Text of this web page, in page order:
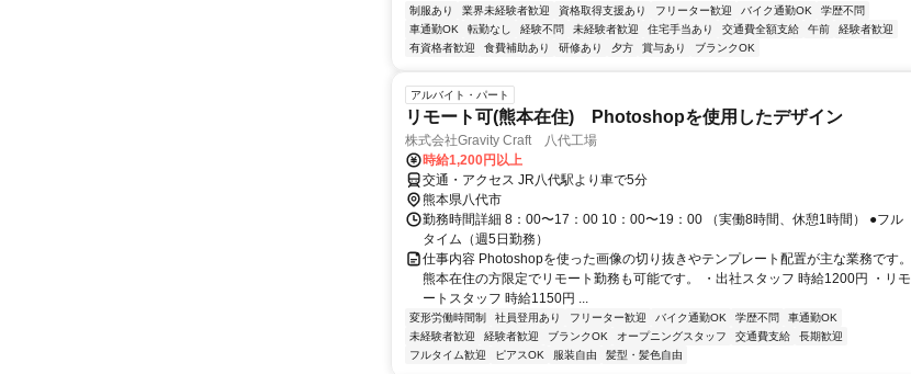
制服あり 業界未経験者歓迎 資格取得支援あり フリーター歓迎 バイク通勤OK
学歴不問
車通勤OK
転勤なし 経験不問 未経験者歓迎 住宅手当あり 交通費全額支給 午前
経験者歓迎
有資格者歓迎
食費補助あり 研修あり 夕方 賞与あり ブランクOK
アルバイト・パート
リモート可(熊本在住) Photoshopを使用したデザイン
株式会社Gravity Craft 八代工場
時給1,200円以上
交通・アクセス JR八代駅より車で5分
熊本県八代市
勤務時間詳細 8：00〜17：00 10：00〜19：00 （実働8時間、休憩1時間） ●フル
タイム（週5日勤務）
仕事内容 Photoshopを使った画像の切り抜きやテンプレート配置が主な業務です。
熊本在住の方限定でリモート勤務も可能です。 ・出社スタッフ 時給1200円 ・リモ
ートスタッフ 時給1150円 ...
変形労働時間制 社員登用あり フリーター歓迎 バイク通勤OK 学歴不問
車通勤OK
未経験者歓迎
経験者歓迎 ブランクOK オープニングスタッフ 交通費支給
長期歓迎
フルタイム歓迎
ピアスOK 服装自由 髪型・髪色自由